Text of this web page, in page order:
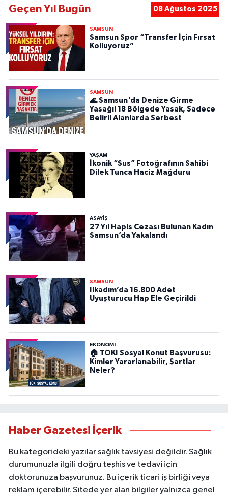
Geçen Yıl Bugün 08 Ağustos 2025
SAMSUN
Samsun Spor “Transfer İçin Fırsat
Kolluyoruz”
SAMSUN
🌊 Samsun'da Denize Girme
Yasağı! 18 Bölgede Yasak, Sadece
Belirli Alanlarda Serbest
YAŞAM
İkonik “Sus” Fotoğrafının Sahibi
Dilek Tunca Haciz Mağduru
ASAYIŞ
27 Yıl Hapis Cezası Bulunan Kadın
Samsun’da Yakalandı
SAMSUN
İlkadım’da 16.800 Adet
Uyuşturucu Hap Ele Geçirildi
EKONOMİ
🏠 TOKİ Sosyal Konut Başvurusu:
Kimler Yararlanabilir, Şartlar
Neler?
Haber Gazetesi İçerik
Bu kategorideki yazılar sağlık tavsiyesi değildir. Sağlık
durumunuzla ilgili doğru teşhis ve tedavi için
doktorunuza başvurunuz. Bu içerik ticari iş birliği veya
reklam içerebilir. Sitede yer alan bilgiler yalnızca genel